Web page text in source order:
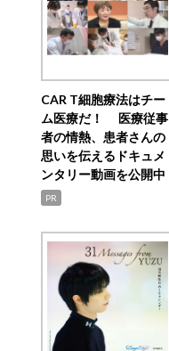
CAR T細胞療法はチー
ム医療だ！ 医療従事
者の情熱、患者さんの
思いを伝えるドキュメ
ンタリー動画を公開中
PR